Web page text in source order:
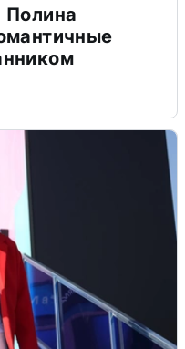
Полина